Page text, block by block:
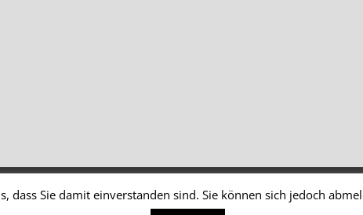
dass Sie damit einverstanden sind. Sie können sich jedoch